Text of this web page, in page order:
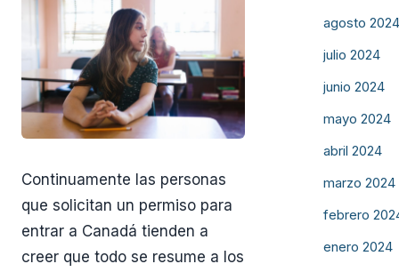
Continuamente las personas
que solicitan un permiso para
entrar a Canadá tienden a
creer que todo se resume a los
agosto 2024
julio 2024
junio 2024
mayo 2024
abril 2024
marzo 2024
febrero
enero 2024